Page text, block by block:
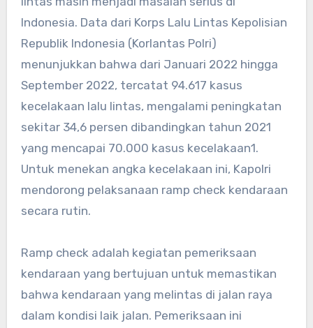
Indonesia. Data dari Korps Lalu Lintas Kepolisian
Republik Indonesia (Korlantas Polri)
menunjukkan bahwa dari Januari 2022 hingga
September 2022, tercatat 94.617 kasus
kecelakaan lalu lintas, mengalami peningkatan
sekitar 34,6 persen dibandingkan tahun 2021
yang mencapai 70.000 kasus kecelakaan1.
Untuk menekan angka kecelakaan ini, Kapolri
mendorong pelaksanaan ramp check kendaraan
secara rutin.
Ramp check adalah kegiatan pemeriksaan
kendaraan yang bertujuan untuk memastikan
bahwa kendaraan yang melintas di jalan raya
dalam kondisi laik jalan. Pemeriksaan ini